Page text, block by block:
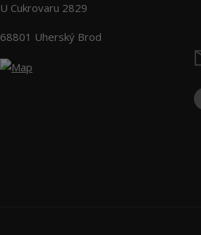
U Cukrovaru 2829
68801 Uherský Brod